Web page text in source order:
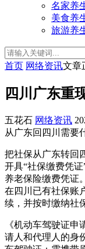
名家养
美食养
旅游养
首页 网络资讯文章
四川广东重
五花石 网络资讯
从广东回四川需要
把社保从广东转回
开具“社保缴费凭
养老保险缴费凭证
在四川已有社保账
续，并按时缴纳社
《机动车驾驶证
请人和代理人的身